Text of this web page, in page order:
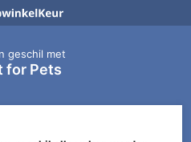
geschil met
for Pets